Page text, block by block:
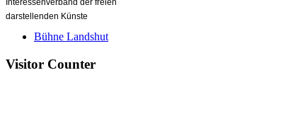
Interessenverband der freien
darstellenden Künste
Bühne Landshut
Visitor Counter